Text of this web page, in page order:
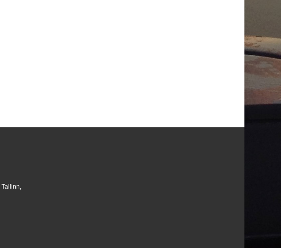
Tallinn,